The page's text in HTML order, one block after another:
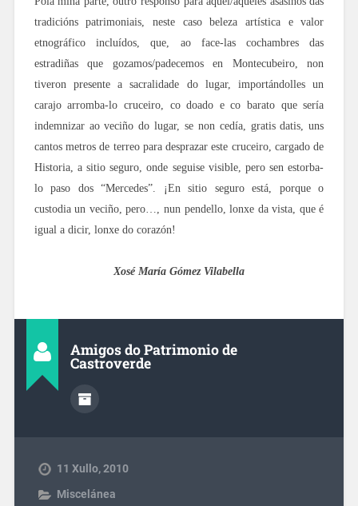
tradicións patrimoniais, neste caso beleza artística e valor
etnográfico incluídos, que, ao face-las cochambres das
estradiñas que gozamos/padecemos en Montecubeiro, non
tiveron presente a sacralidade do lugar, importándolles un
carajo arromba-lo cruceiro, co doado e co barato que sería
indemnizar ao veciño do lugar, se non cedía, gratis datis, uns
cantos metros de terreo para desprazar este cruceiro, cargado de
Historia, a sitio seguro, onde seguise visible, pero sen estorba-
lo paso dos “Mercedes”. ¡En sitio seguro está, porque o
custodia un veciño, pero…, nun pendello, lonxe da vista, que é
igual a dicir, lonxe do corazón!
Xosé María Gómez Vilabella
Amigos do Patrimonio de
Castroverde
11 Xullo, 2010
Miscelánea